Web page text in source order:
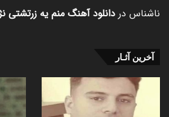
ناشناس در دانلود آهنگ منم یه زرتشتی
آخرین آثـار